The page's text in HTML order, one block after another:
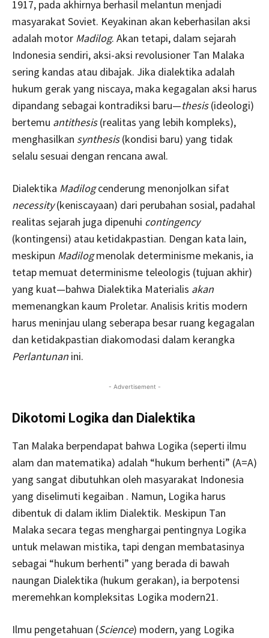
1917, pada akhirnya berhasil melantun menjadi
masyarakat Soviet. Keyakinan akan keberhasilan aksi
adalah motor Madilog. Akan tetapi, dalam sejarah
Indonesia sendiri, aksi-aksi revolusioner Tan Malaka
sering kandas atau dibajak. Jika dialektika adalah
hukum gerak yang niscaya, maka kegagalan aksi harus
dipandang sebagai kontradiksi baru—thesis(ideologi)
bertemu antithesis(realitas yang lebih kompleks),
menghasilkan synthesis(kondisi baru) yang tidak
selalu sesuai dengan rencana awal.
Dialektika Madilogcenderung menonjolkan sifat
necessity(keniscayaan) dari perubahan sosial, padahal
realitas sejarah juga dipenuhi contingency
(kontingensi) atau ketidakpastian. Dengan kata lain,
meskipun Madilogmenolak determinisme mekanis, ia
tetap memuat determinisme teleologis (tujuan akhir)
yang kuat—bahwa Dialektika Materialis akan
memenangkan kaum Proletar. Analisis kritis modern
harus meninjau ulang seberapa besar ruang kegagalan
dan ketidakpastian diakomodasi dalam kerangka
Perlantunan ini.
- Advertisement -
Dikotomi Logika dan Dialektika
Tan Malaka berpendapat bahwa Logika (seperti ilmu
alam dan matematika) adalah “hukum berhenti” (A=A)
yang sangat dibutuhkan oleh masyarakat Indonesia
yang diselimuti kegaiban . Namun, Logika harus
dibentuk di dalam iklim Dialektik. Meskipun Tan
Malaka secara tegas menghargai pentingnya Logika
untuk melawan mistika, tapi dengan membatasinya
sebagai “hukum berhenti” yang berada di bawah
naungan Dialektika (hukum gerakan), ia berpotensi
meremehkan kompleksitas Logika modern21.
Ilmu pengetahuan (Science) modern, yang Logika